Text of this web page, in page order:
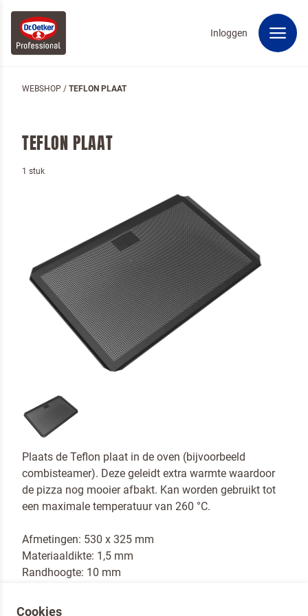
Inloggen
WEBSHOP / TEFLON PLAAT
TEFLON PLAAT
1 stuk
Plaats de Teflon plaat in de oven (bijvoorbeeld
combisteamer). Deze geleidt extra warmte waardoor
de pizza nog mooier afbakt. Kan worden gebruikt tot
een maximale temperatuur van 260 °C.
Afmetingen: 530 x 325 mm
Materiaaldikte: 1,5 mm
Randhoogte: 10 mm
Cookies